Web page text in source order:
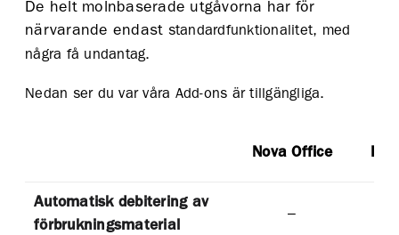
De helt molnbaserade utgåvorna har för
närvarande endast standardfunktionalitet, med
några få undantag.
Nedan ser du varvåra Add-ons är tillgängliga.
Nova Office
Automatisk debitering av
förbrukningsmaterial
–